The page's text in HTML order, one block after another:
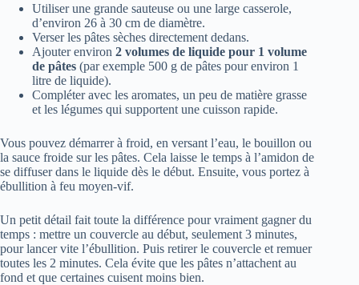
Utiliser une grande sauteuse ou une large casserole,
d’environ 26 à 30 cm de diamètre.
Verser les pâtes sèches directement dedans.
Ajouter environ 2 volumes de liquide pour 1 volume
de pâtes (par exemple 500 g de pâtes pour environ 1
litre de liquide).
Compléter avec les aromates, un peu de matière grasse
et les légumes qui supportent une cuisson rapide.
Vous pouvez démarrer à froid, en versant l’eau, le bouillon ou
la sauce froide sur les pâtes. Cela laisse le temps à l’amidon de
se diffuser dans le liquide dès le début. Ensuite, vous portez à
ébullition à feu moyen-vif.
Un petit détail fait toute la différence pour vraiment gagner du
temps : mettre un couvercle au début, seulement 3 minutes,
pour lancer vite l’ébullition. Puis retirer le couvercle et remuer
toutes les 2 minutes. Cela évite que les pâtes n’attachent au
fond et que certaines cuisent moins bien.